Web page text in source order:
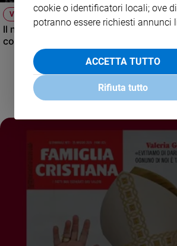
VIDEO
Il nuovo numero di Famiglia Cristiana
condirettore.
cookie o identificatori locali; ove
potranno essere richiesti annunci
ACCETTA TUTTO
Rifiuta tutto